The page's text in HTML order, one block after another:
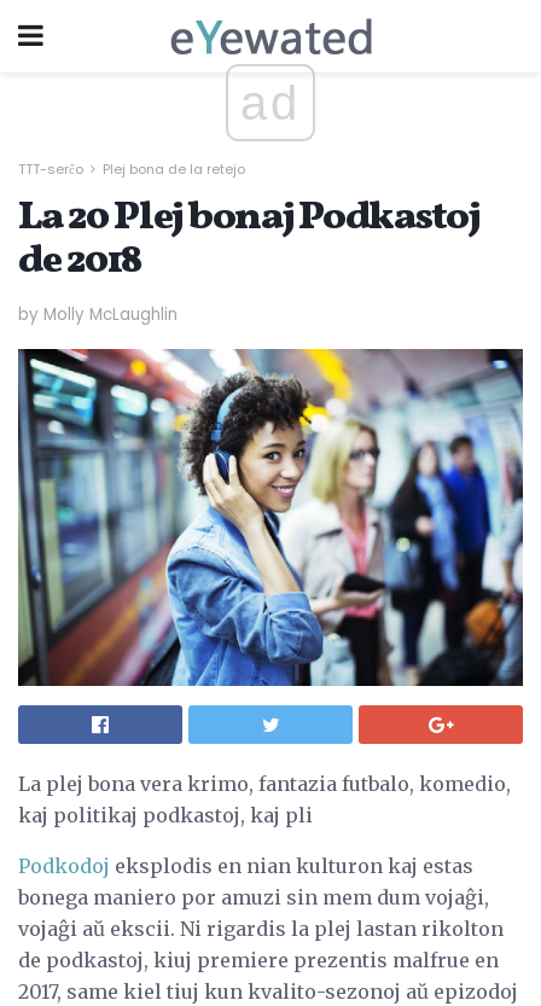
ad
TTT-serĉo Plej bona de la retejo
La 20 Plej bonaj Podkastoj
de 2018
by Molly McLaughlin
La plej bona vera krimo, fantazia futbalo, komedio,
kaj politikaj podkastoj, kaj pli
Podkodoj eksplodis en nian kulturon kaj estas
bonega maniero por amuzi sin mem dum vojaĝi,
vojaĝi aŭ ekscii. Ni rigardis la plej lastan rikolton
de podkastoj, kiuj premiere prezentis malfrue en
2017, same kiel tiuj kun kvalito-sezonoj aŭ epizodoj